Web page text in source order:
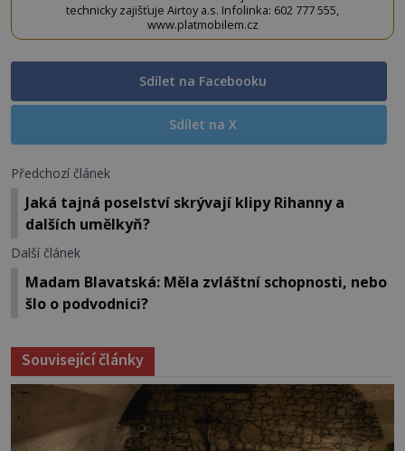
technicky zajišťuje Airtoy a.s. Infolinka: 602 777 555,
www.platmobilem.cz
Sdílet na Facebooku
Sdílet na X
Předchozí článek
Jaká tajná poselství skrývají klipy Rihanny a
dalších umělkyň?
Další článek
Madam Blavatská: Měla zvláštní schopnosti, nebo
šlo o podvodnici?
Související články